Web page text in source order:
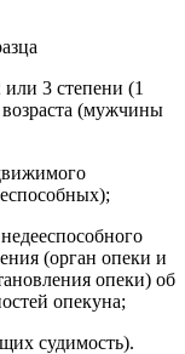
3 степени (1
(мужчины
(орган опеки и
опеки) об
опекуна;
судимость).